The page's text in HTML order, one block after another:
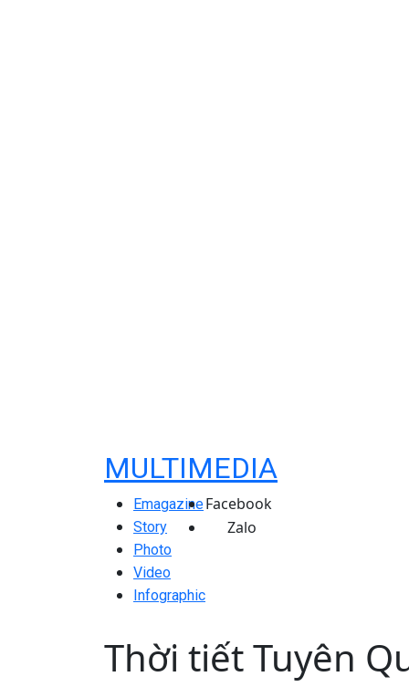
MULTIMEDIA
Emagazine
Story
Photo
Video
Infographic
Facebook
Zalo
Thời tiết Tuyên